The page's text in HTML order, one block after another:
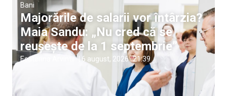
Bani
Majorările de salarii vor întârzia?
Maia Sandu: „Nu cred că se
reușește de la 1 septembrie”
Ecaterina Arvintii 6 august, 2026 21:39